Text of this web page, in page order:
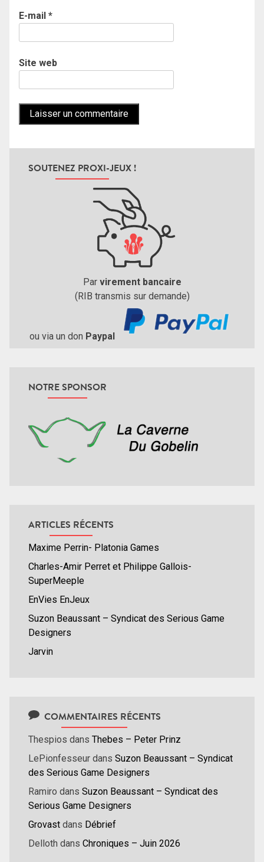
E-mail *
Site web
SOUTENEZ PROXI-JEUX !
Par virement bancaire
(RIB transmis sur demande)
ou via un don Paypal
NOTRE SPONSOR
ARTICLES RÉCENTS
Maxime Perrin- Platonia Games
Charles-Amir Perret et Philippe Gallois-
SuperMeeple
EnVies EnJeux
Suzon Beaussant – Syndicat des Serious Game
Designers
Jarvin
COMMENTAIRES RÉCENTS
Thespios dans Thebes – Peter Prinz
LePionfesseur dans Suzon Beaussant – Syndicat
des Serious Game Designers
Ramiro dans Suzon Beaussant – Syndicat des
Serious Game Designers
Grovast dans Débrief
Delloth dans Chroniques – Juin 2026